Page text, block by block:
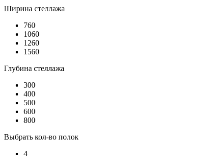
Ширина стеллажа
760
1060
1260
1560
Глубина стеллажа
300
400
500
600
800
Выбрать кол-во полок
4